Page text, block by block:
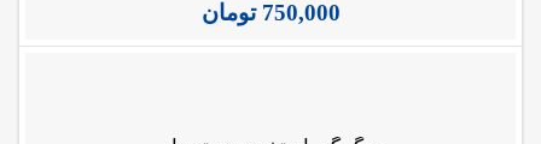
750,000 تومان